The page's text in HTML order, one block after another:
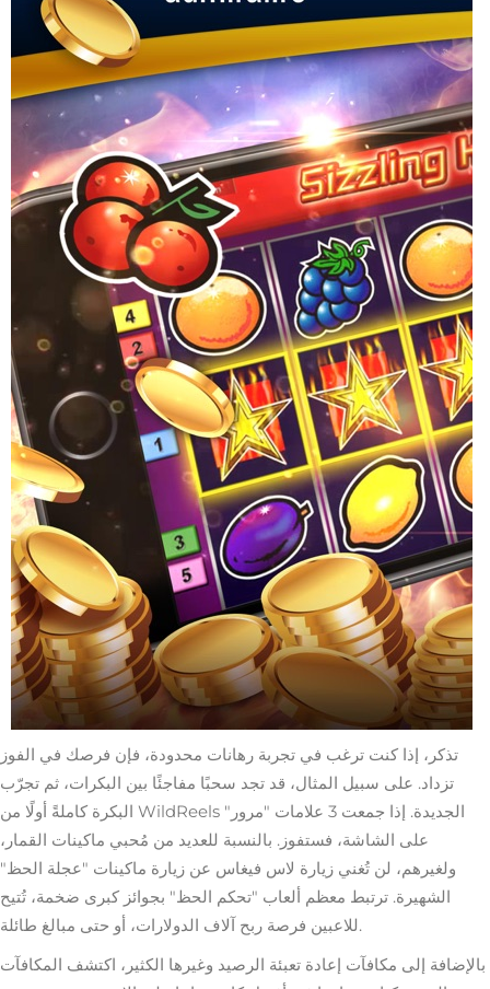
تذكر، إذا كنت ترغب في تجربة رهانات محدودة، فإن فرصك في الفوز
تزداد. على سبيل المثال، قد تجد سحبًا مفاجئًا بين البكرات، ثم تجرّب
البكرة كاملةً أولًا من WildReels الجديدة. إذا جمعت 3 علامات "مرور"
على الشاشة، فستفوز. بالنسبة للعديد من مُحبي ماكينات القمار،
ولغيرهم، لن تُغني زيارة لاس فيغاس عن زيارة ماكينات "عجلة الحظ"
الشهيرة. ترتبط معظم ألعاب "تحكم الحظ" بجوائز كبرى ضخمة، تُتيح
للاعبين فرصة ربح آلاف الدولارات، أو حتى مبالغ طائلة.
بالإضافة إلى مكافآت إعادة تعبئة الرصيد وغيرها الكثير، اكتشف المكافآت